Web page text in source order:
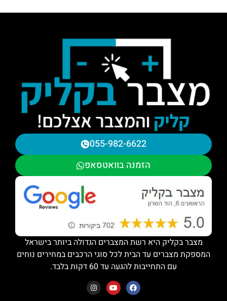
055-982-6622
הזמנה בוואטסאפ
מצבר בקליק היא רשת המצברים הגדולה ביותר בישראל
המספקת מצברים עד הבית לכל סוגי הרכבים במחירים נוחים
עם התחייבות להגעה עד 60 דקות בלבד.